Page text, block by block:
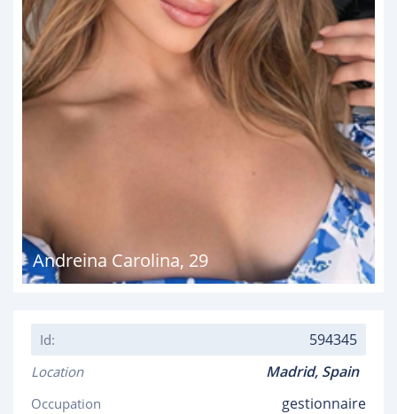
Andreina Carolina, 29
Id: 594345
Location Madrid, Spain
Occupation gestionnaire